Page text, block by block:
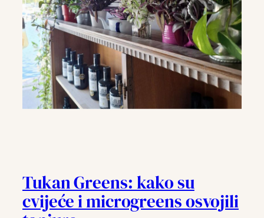
Tukan Greens: kako su
cvijeće i microgreens osvojili